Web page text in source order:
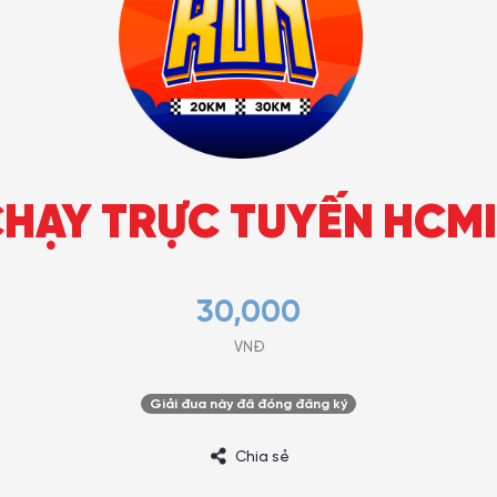
TRỰC TUYẾN
30,000
VNĐ
Giải đua này đã đóng đăng ký
Chia sẻ